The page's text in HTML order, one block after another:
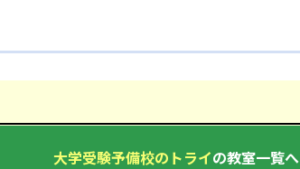
大学受験予備校のトライの教室一覧へ